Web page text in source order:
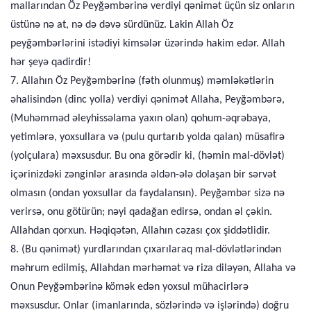
mallarından Öz Peyğəmbərinə verdiyi qənimət üçün siz onların
üstünə nə at, nə də dəvə sürdünüz. Lakin Allah Öz
peyğəmbərlərini istədiyi kimsələr üzərində hakim edər. Allah
hər şeyə qadirdir!
7. Allahın Öz Peyğəmbərinə (fəth olunmuş) məmləkətlərin
əhalisindən (dinc yolla) verdiyi qənimət Allaha, Peyğəmbərə,
(Muhəmməd əleyhissəlama yaxın olan) qohum-əqrəbaya,
yetimlərə, yoxsullara və (pulu qurtarıb yolda qalan) müsafirə
(yolçulara) məxsusdur. Bu ona görədir ki, (həmin mal-dövlət)
içərinizdəki zənginlər arasında əldən-ələ dolaşan bir sərvət
olmasın (ondan yoxsullar da faydalansın). Peyğəmbər sizə nə
verirsə, onu götürün; nəyi qadağan edirsə, ondan əl çəkin.
Allahdan qorxun. Həqiqətən, Allahın cəzası çox şiddətlidir.
8. (Bu qənimət) yurdlarından çıxarılaraq mal-dövlətlərindən
məhrum edilmiş, Allahdan mərhəmət və riza diləyən, Allaha və
Onun Peyğəmbərinə kömək edən yoxsul mühacirlərə
məxsusdur. Onlar (imanlarında, sözlərində və işlərində) doğru